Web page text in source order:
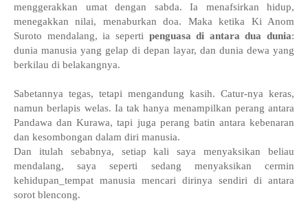
menggerakkan umat dengan sabda. Ia menafsirkan hidup,
menegakkan nilai, menaburkan doa. Maka ketika Ki Anom
Suroto mendalang, ia seperti penguasa di antara dua dunia:
dunia manusia yang gelap di depan layar, dan dunia dewa yang
berkilau di belakangnya.
Sabetannya tegas, tetapi mengandung kasih. Catur-nya keras,
namun berlapis welas. Ia tak hanya menampilkan perang antara
Pandawa dan Kurawa, tapi juga perang batin antara kebenaran
dan kesombongan dalam diri manusia.
Dan itulah sebabnya, setiap kali saya menyaksikan beliau
mendalang, saya seperti sedang menyaksikan cermin
kehidupan_tempat manusia mencari dirinya sendiri di antara
sorot blencong.